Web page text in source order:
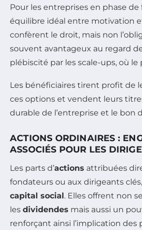
Pour les entreprises en phase
équilibre idéal entre motivation
confèrent le droit, mais non
souvent avantageux au regard
plébiscité par les scale-ups, où
Les bénéficiaires tirent profit de
ces options et vendent leurs
durable de l’entreprise et le bon
ACTIONS ORDINAIRES :
ASSOCIÉS POUR LES
Les parts d’actions attribuées
fondateurs ou aux dirigeants
capital social . Elles offrent non
les dividendes mais aussi un
renforçant ainsi l’implication